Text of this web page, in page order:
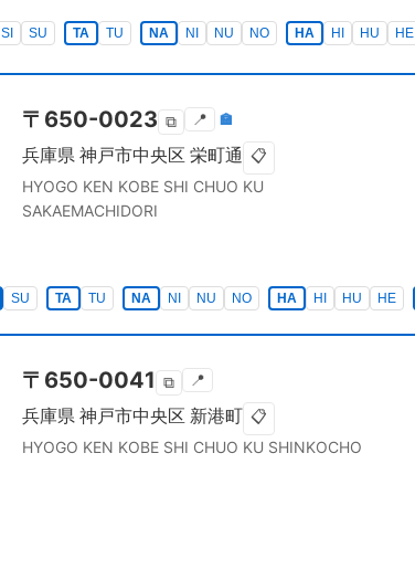
SI SU TA TU NA NI NU NO HA HI HU HE
〒 650-0023 ⧉ 📍 🏣
兵庫県 神戸市中央区 栄町通 📋
HYOGO KEN KOBE SHI CHUO KU
SAKAEMACHIDORI
SU TA TU NA NI NU NO HA HI HU HE
〒 650-0041 ⧉ 📍
兵庫県 神戸市中央区 新港町 📋
HYOGO KEN KOBE SHI CHUO KU SHINKOCHO